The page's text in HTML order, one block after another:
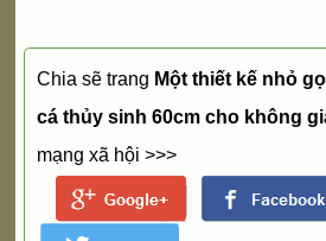
Chia sẽ trang Một thiết kế nhỏ
cá thủy sinh 60cm cho không
mạng xã hội >>>